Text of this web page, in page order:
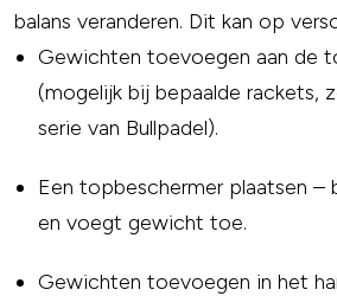
balans veranderen. Dit kan op
Gewichten toevoegen aan de
(mogelijk bij bepaalde rackets,
serie van Bullpadel).
Een topbeschermer plaatsen –
en voegt gewicht toe.
Gewichten toevoegen in het